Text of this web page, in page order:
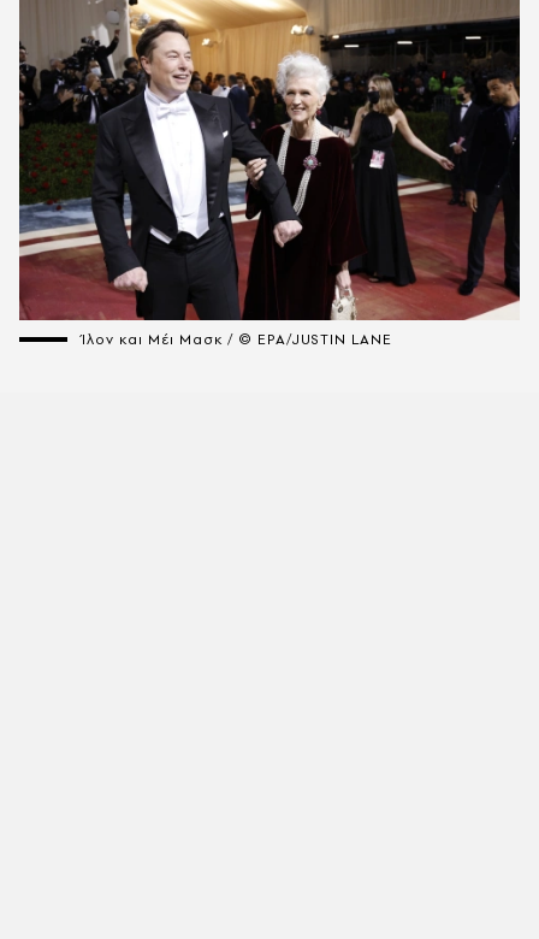
Ίλον και Μέι Μασκ / © EPA/JUSTIN LANE